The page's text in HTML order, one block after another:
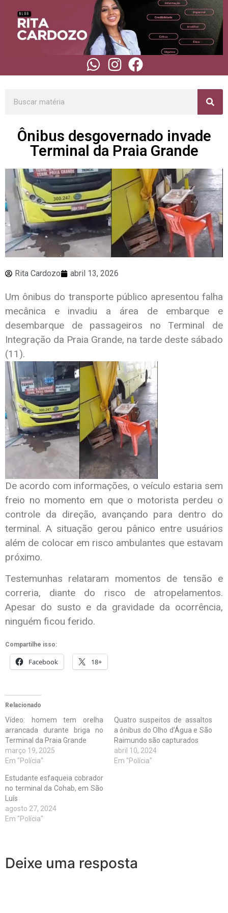
Ônibus desgovernado invade
Terminal da Praia Grande
Rita Cardozo abril 13, 2026
Um ônibus do transporte público apresentou falha
mecânica e invadiu a área de embarque e
desembarque de passageiros no Terminal de
Integração da Praia Grande, na tarde deste sábado
(11).
De acordo com informações, o veículo estaria sem
freio no momento em que o motorista perdeu o
controle da direção, avançando para dentro do
terminal. A situação gerou pânico entre usuários
além de colocar em risco ambulantes que estavam
próximo.
Testemunhas relataram momentos de tensão e
correria, diante do risco de atropelamentos.
Apesar do susto e da gravidade da ocorrência,
ninguém ficou ferido.
Compartilhe isso:
Facebook 18+
Relacionado
Vídeo: homem tem orelha
arrancada durante briga no
Terminal da Praia Grande
março 19, 2025
Em "Polícia"
Quatro suspeitos de assaltos
a ônibus do Olho d’Água e São
Raimundo são capturados
abril 10, 2024
Em "Polícia"
Estudante esfaqueia cobrador
no terminal da Cohab, em São
Luís
agosto 27, 2024
Em "Polícia"
Deixe uma resposta